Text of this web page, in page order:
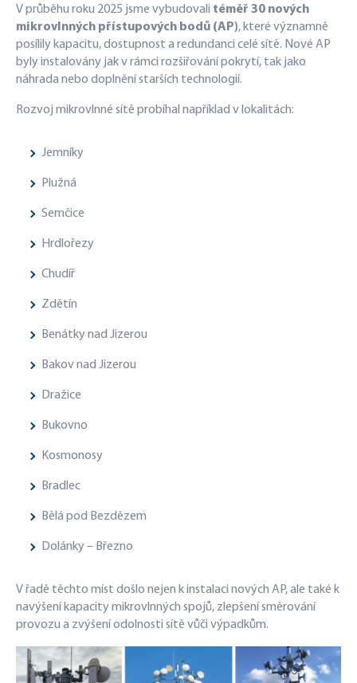
V průběhu roku 2025 jsme vybudovali téměř 30 nových
mikrovlnných přístupových bodů (AP), které významně
posílily kapacitu, dostupnost a redundanci celé sítě. Nové AP
byly instalovány jak v rámci rozšiřování pokrytí, tak jako
náhrada nebo doplnění starších technologií.
Rozvoj mikrovlnné sítě probíhal například v lokalitách:
Jemníky
Plužná
Semčice
Hrdlořezy
Chudíř
Zdětín
Benátky nad Jizerou
Bakov nad Jizerou
Dražice
Bukovno
Kosmonosy
Bradlec
Bělá pod Bezdězem
Dolánky – Březno
V řadě těchto míst došlo nejen k instalaci nových AP, ale také k
navýšení kapacity mikrovlnných spojů, zlepšení směrování
provozu a zvýšení odolnosti sítě vůči výpadkům.